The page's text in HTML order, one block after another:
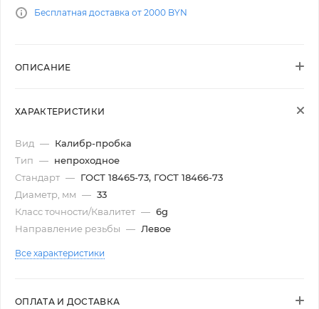
Бесплатная доставка от 2000 BYN
ОПИСАНИЕ
ХАРАКТЕРИСТИКИ
Вид — Калибр-пробка
Тип — непроходное
Стандарт — ГОСТ 18465-73, ГОСТ 18466-73
Диаметр, мм — 33
Класс точности/Квалитет — 6g
Направление резьбы — Левое
Все характеристики
ОПЛАТА И ДОСТАВКА